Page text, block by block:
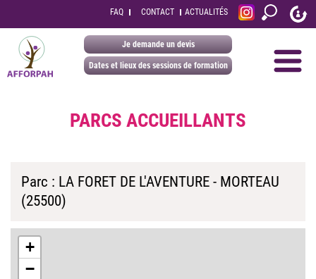
PARCS ACCUEILLANTS
Parc : LA FORET DE L'AVENTURE - MORTEAU
(25500)
+
−
FAQ CONTACT ACTUALITÉS
Dates et lieux des sessions de formation
Je demande un devis